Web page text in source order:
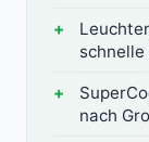
nach